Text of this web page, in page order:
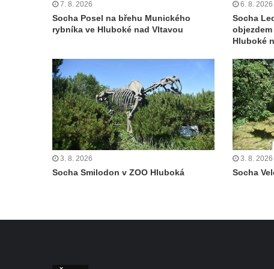
Socha Mateřství v parku Na Sadech v
Poslední dochovaný tramvajový sloup na
Pražské třídě v Českých Budějovicích
Socha Civilizovaní na Husově třídě v
Českých Budějovicích
Socha svatého Jana Nepomuckého Na
Sadech u Mlýnské stoky v Českých
Budějovicích
7. 8. 2026
Socha Posel na břehu Munického
rybníka ve Hluboké nad Vltavou
6. 8. 2026
Socha
Hluboké
3. 8. 2026
Socha Smilodon v ZOO Hluboká
3. 8. 2026
Socha